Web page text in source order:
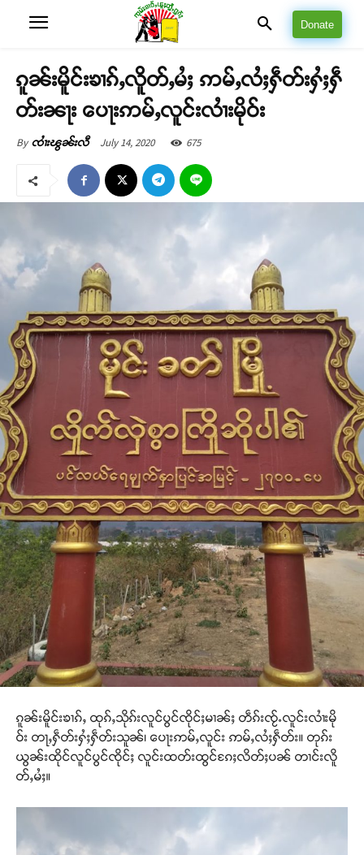
Donate
ၵူၼ်းမိူင်းၶၢၵ်ႇလိူတ်ႇမႆႈ ဢမ်ႇလႆႈႁဵတ်းႁႆႈႁဵ
တ်းၼႃး ပေႃးဢမ်ႇလူင်းလၢႆးမိုဝ်း
By ၸၢႆးၽွၼ်းလီ July 14, 2020 675
ၵူၼ်းမိူင်းၶၢၵ်ႇ ထုၵ်ႇသိုၵ်းလူင်ပွင်ၸိုင်ႈမၢၼ်ႈ တဵၵ်းၸႂ်ႉလူင်းလၢႆးမို
ဝ်း တႃႇႁဵတ်းႁႆႈႁဵတ်းသူၼ်၊ ပေႃးဢမ်ႇလူင်း ဢမ်ႇလႆႈႁဵတ်း။ တုၵ်း
ယွၼ်းထိုင်လူင်ပွင်ၸိုင်ႈ လူင်းထတ်းထွင်ၵႄႈလိတ်ႈပၼ် တၢင်းလိူ
တ်ႇမႆႈ။